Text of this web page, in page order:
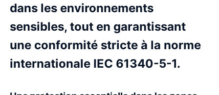
dans les environnements
sensibles, tout en garantissant
une conformité stricte à la norme
internationale IEC 61340-5-1.